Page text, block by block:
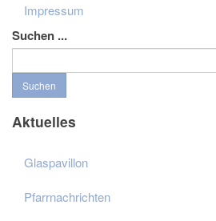
Impressum
Suchen ...
Suchen
Aktuelles
Glaspavillon
Pfarrnachrichten